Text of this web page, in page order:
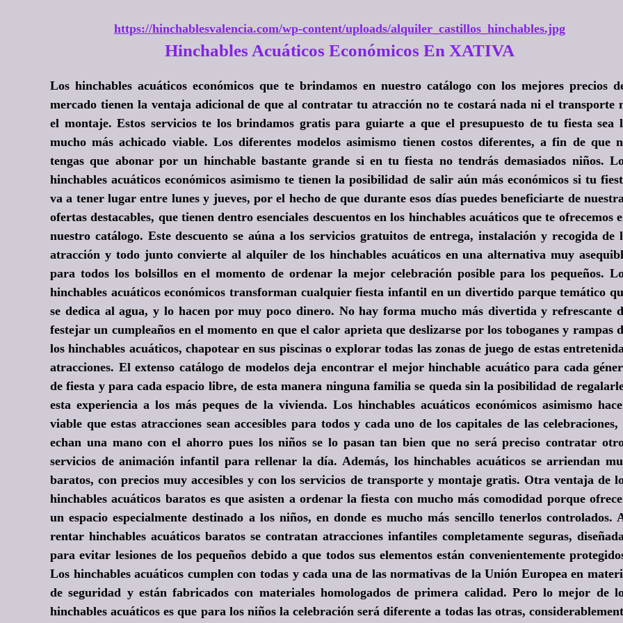
https://hinchablesvalencia.com/wp-content/uploads/alquiler_castillos_hinchables.jpg
Hinchables Acuáticos Económicos En XATIVA
Los hinchables acuáticos económicos que te brindamos en nuestro catálogo con los mejores precios
mercado tienen la ventaja adicional de que al contratar tu atracción no te costará nada ni el transporte
el montaje. Estos servicios te los brindamos gratis para guiarte a que el presupuesto de tu fiesta sea
mucho más achicado viable. Los diferentes modelos asimismo tienen costos diferentes, a fin de que
tengas que abonar por un hinchable bastante grande si en tu fiesta no tendrás demasiados niños.
hinchables acuáticos económicos asimismo te tienen la posibilidad de salir aún más económicos si tu
va a tener lugar entre lunes y jueves, por el hecho de que durante esos días puedes beneficiarte de
ofertas destacables, que tienen dentro esenciales descuentos en los hinchables acuáticos que te ofrecemos
nuestro catálogo. Este descuento se aúna a los servicios gratuitos de entrega, instalación y recogida de
atracción y todo junto convierte al alquiler de los hinchables acuáticos en una alternativa muy
para todos los bolsillos en el momento de ordenar la mejor celebración posible para los pequeños.
hinchables acuáticos económicos transforman cualquier fiesta infantil en un divertido parque temático
se dedica al agua, y lo hacen por muy poco dinero. No hay forma mucho más divertida y refrescante
festejar un cumpleaños en el momento en que el calor aprieta que deslizarse por los toboganes y rampas
los hinchables acuáticos, chapotear en sus piscinas o explorar todas las zonas de juego de estas
atracciones. El extenso catálogo de modelos deja encontrar el mejor hinchable acuático para cada
de fiesta y para cada espacio libre, de esta manera ninguna familia se queda sin la posibilidad de
esta experiencia a los más peques de la vivienda. Los hinchables acuáticos económicos asimismo
viable que estas atracciones sean accesibles para todos y cada uno de los capitales de las celebraciones,
echan una mano con el ahorro pues los niños se lo pasan tan bien que no será preciso contratar
servicios de animación infantil para rellenar la día. Además, los hinchables acuáticos se arriendan
baratos, con precios muy accesibles y con los servicios de transporte y montaje gratis. Otra ventaja de
hinchables acuáticos baratos es que asisten a ordenar la fiesta con mucho más comodidad porque
un espacio especialmente destinado a los niños, en donde es mucho más sencillo tenerlos controlados.
rentar hinchables acuáticos baratos se contratan atracciones infantiles completamente seguras,
para evitar lesiones de los pequeños debido a que todos sus elementos están convenientemente
Los hinchables acuáticos cumplen con todas y cada una de las normativas de la Unión Europea en
de seguridad y están fabricados con materiales homologados de primera calidad. Pero lo mejor de
hinchables acuáticos es que para los niños la celebración será diferente a todas las otras,